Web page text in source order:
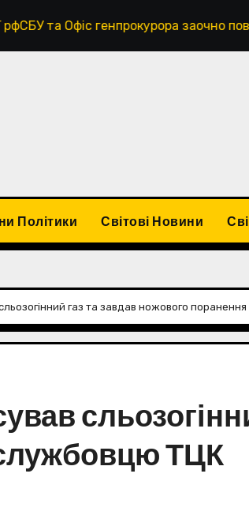
заочно повідомили про
Політики Світові Новини
газ та завдав ножового
ТЦК